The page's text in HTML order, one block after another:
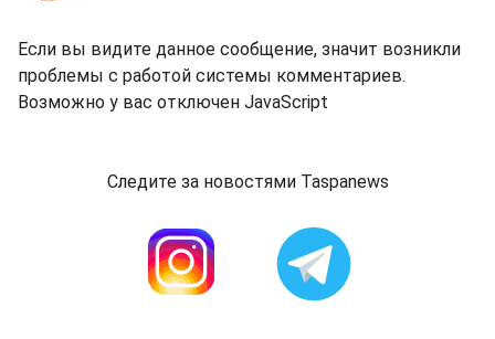
Если вы видите данное сообщение, значит возникли
проблемы с работой системы комментариев.
Возможно у вас отключен JavaScript
Следите за новостями Taspanews